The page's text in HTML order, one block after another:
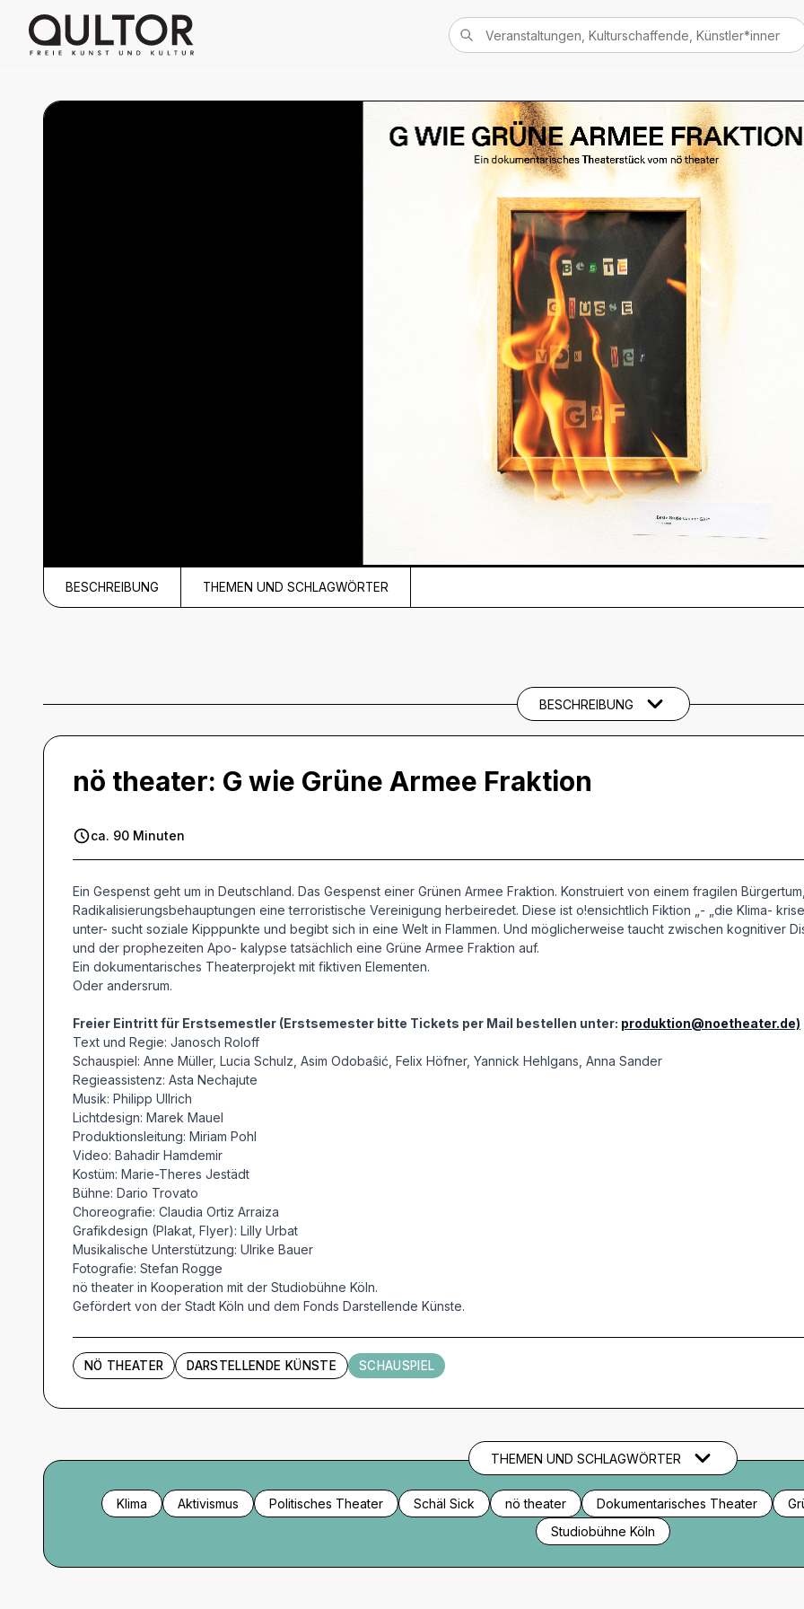
BESCHREIBUNG THEMEN UND SCHLAGWÖRTER
BESCHREIBUNG
nö theater: G wie Grüne Armee Fraktion
ca. 90 Minuten
Ein Gespenst geht um in Deutschland. Das Gespenst einer Grünen Armee Fraktion. Konstruiert von einem fragilen
Radikalisierungsbehauptungen eine terroristische Vereinigung herbeiredet. Diese ist o!ensichtlich Fiktion „- „die Klima-
unter- sucht soziale Kipppunkte und begibt sich in eine Welt in Flammen. Und möglicherweise taucht zwischen kognitiver
und der prophezeiten Apo- kalypse tatsächlich eine Grüne Armee Fraktion auf.
Ein dokumentarisches Theaterprojekt mit ﬁktiven Elementen.
Oder andersrum.
Freier Eintritt für Erstsemestler (Erstsemester bitte Tickets per Mail bestellen unter: produktion@noetheater.de)
Text und Regie: Janosch Roloff
Schauspiel: Anne Müller, Lucia Schulz, Asim Odobaŝić, Felix Höfner, Yannick Hehlgans, Anna Sander
Regieassistenz: Asta Nechajute
Musik: Philipp Ullrich
Lichtdesign: Marek Mauel
Produktionsleitung: Miriam Pohl
Video: Bahadir Hamdemir
Kostüm: Marie-Theres Jestädt
Bühne: Dario Trovato
Choreografie: Claudia Ortiz Arraiza
Grafikdesign (Plakat, Flyer): Lilly Urbat
Musikalische Unterstützung: Ulrike Bauer
Fotografie: Stefan Rogge
nö theater in Kooperation mit der Studiobühne Köln.
Gefördert von der Stadt Köln und dem Fonds Darstellende Künste.
NÖ THEATER DARSTELLENDE KÜNSTE SCHAUSPIEL
THEMEN UND SCHLAGWÖRTER
Klima Aktivismus Politisches Theater Schäl Sick nö theater Dokumentarisches Theater
Studiobühne Köln